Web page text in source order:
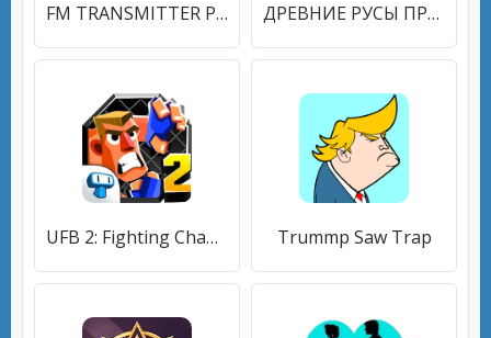
FM TRANSMITTER PRO - FOR ALL CAR - HOW ITS WORK ДРЕВНИЕ РУСЫ ПРОТИВ ЯЩЕРОВ
UFB 2: Fighting Champions Game Trummp Saw Trap